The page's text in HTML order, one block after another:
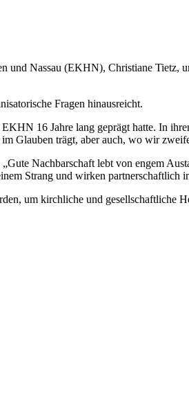
und Nassau (EKHN), Christiane Tietz,
Fragen hinausreicht.
EKHN 16 Jahre lang geprägt hatte. In
Glauben trägt, aber auch, wo wir
Nachbarschaft lebt von engem
Strang und wirken partnerschaftlich
um kirchliche und gesellschaftliche